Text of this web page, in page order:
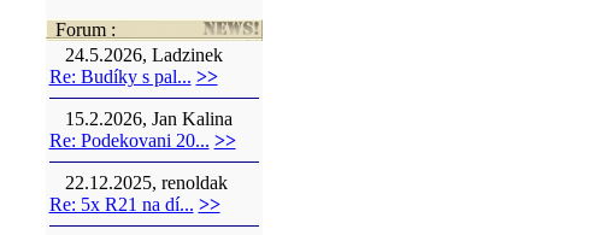
Forum :
24.5.2026, Ladzinek
Re: Budíky s pal... >>
15.2.2026, Jan Kalina
Re: Podekovani 20... >>
22.12.2025, renoldak
Re: 5x R21 na dí... >>